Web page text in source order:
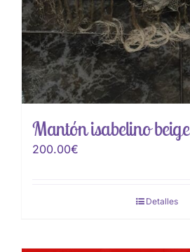
Mantón isabelino beige
200.00€
Detalles